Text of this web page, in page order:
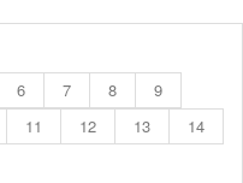
6 7 8
9
11 12 13
14